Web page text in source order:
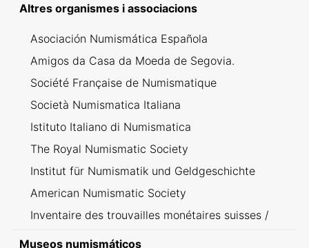
Altres organismes i associacions
Asociación Numismática Española
Amigos da Casa da Moeda de Segovia.
Société Française de Numismatique
Società Numismatica Italiana
Istituto Italiano di Numismatica
The Royal Numismatic Society
Institut für Numismatik und Geldgeschichte
American Numismatic Society
Inventaire des trouvailles monétaires suisses /
Museos numismáticos